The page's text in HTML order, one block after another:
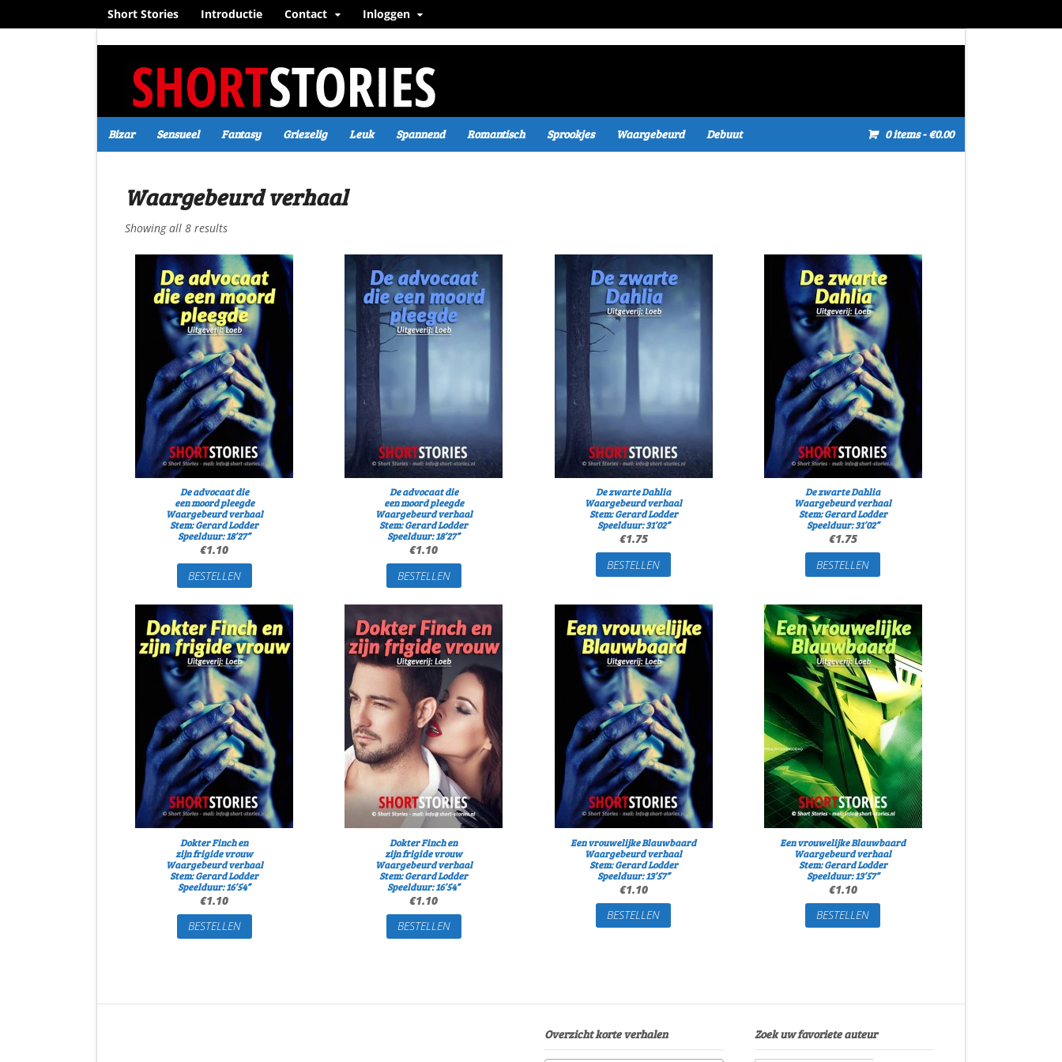
Short Stories Introductie Contact Inloggen
Bizar Sensueel Fantasy Griezelig Leuk Spannend Romantisch Sprookjes Waargebeurd Debuut 0 items- €0.00
Waargebeurd verhaal
Showing all 8 results
De advocaat die
een moord pleegde
Waargebeurd verhaal
Stem: Gerard Lodder
Speelduur: 18’27”
€1.10
BESTELLEN
De advocaat die
een moord pleegde
Waargebeurd verhaal
Stem: Gerard Lodder
Speelduur: 18’27”
€1.10
BESTELLEN
De zwarte Dahlia
Waargebeurd verhaal
Stem: Gerard Lodder
Speelduur: 31’02”
€1.75
BESTELLEN
De zwarte Dahlia
Waargebeurd verhaal
Stem: Gerard Lodder
Speelduur: 31’02”
€1.75
BESTELLEN
Dokter Finch en
zijn frigide vrouw
Waargebeurd verhaal
Stem: Gerard Lodder
Speelduur: 16’54”
€1.10
BESTELLEN
Dokter Finch en
zijn frigide vrouw
Waargebeurd verhaal
Stem: Gerard Lodder
Speelduur: 16’54”
€1.10
BESTELLEN
Een vrouwelijke Blauwbaard
Waargebeurd verhaal
Stem: Gerard Lodder
Speelduur: 13’57”
€1.10
BESTELLEN
Een vrouwelijke Blauwbaard
Waargebeurd verhaal
Stem: Gerard Lodder
Speelduur: 13’57”
€1.10
BESTELLEN
Overzicht korte verhalen Zoek uw favoriete auteur